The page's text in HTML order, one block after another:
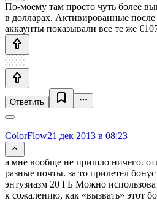
По-моему там просто чуть более
в долларах. Активированные
аккаунты показывали все те же
Ответить
ColorFlow21 дек 2013 в 08:23
а мне вообще не пришло ничего.
разные почты. за то прилетел
энтузиазм 20 ГБ Можно
к сожалению, как «вызвать» этот